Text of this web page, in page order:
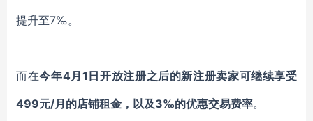
提升至7‰。
而在今年4月1日开放注册之后的新注册卖家可继续享受
499元/月的店铺租金，以及3‰的优惠交易费率。